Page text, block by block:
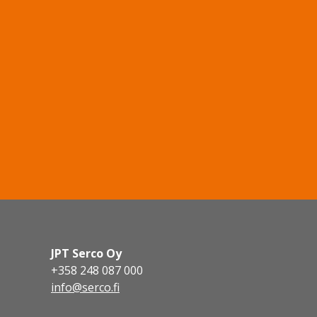
JPT Serco Oy
+358 248 087 000
info@serco.fi